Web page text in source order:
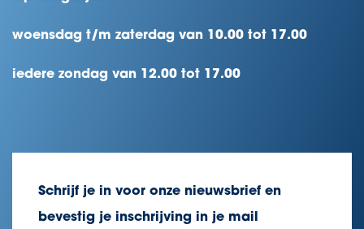
woensdag t/m zaterdag van 10.00 tot 17.00
iedere zondag van 12.00 tot 17.00
Schrijf je in voor onze nieuwsbrief en
bevestig je inschrijving in je mail